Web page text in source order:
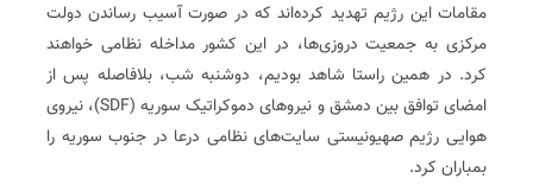
مقامات این رژیم تهدید کرده‌اند که در صورت آسیب رساندن دولت
مرکزی به جمعیت دروزی‌ها، در این کشور مداخله نظامی خواهند
کرد. در همین راستا شاهد بودیم، دوشنبه شب، بلافاصله پس از
امضای توافق بین دمشق و نیروهای دموکراتیک سوریه (SDF)، نیروی
هوایی رژیم صهیونیستی سایت‌های نظامی درعا در جنوب سوریه را
بمباران کرد.